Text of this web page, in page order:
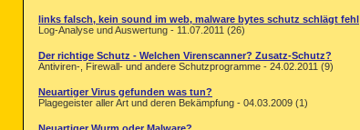
links falsch, kein sound im web, malware bytes schutz schlägt fehl
Log-Analyse und Auswertung - 11.07.2011 (26)
Der richtige Schutz - Welchen Virenscanner? Zusatz-Schutz?
Antiviren-, Firewall- und andere Schutzprogramme - 24.02.2011 (9)
Neuartiger Virus gefunden was tun?
Plagegeister aller Art und deren Bekämpfung - 04.03.2009 (1)